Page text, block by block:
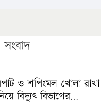
ও শপিংমল খোলা রাখা
বিদ্যুৎ বিভাগের…